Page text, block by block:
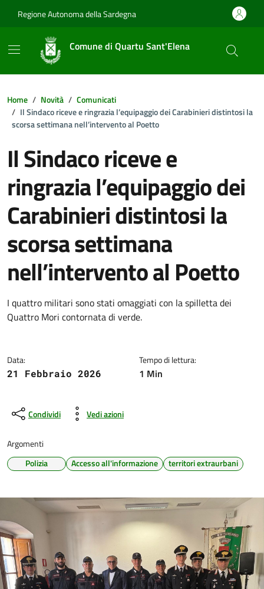
Regione Autonoma della Sardegna
Comune di Quartu Sant'Elena
Home Novità
Comunicati
Il Sindaco riceve e ringrazia l’equipaggio dei Carabinieri distintosi la
scorsa settimana nell’intervento al Poetto
Il Sindaco riceve e
ringrazia l’equipaggio dei
Carabinieri distintosi la
scorsa settimana
nell’intervento al Poetto
Dettagli della notizia
I quattro militari sono stati omaggiati con la spilletta dei
Quattro Mori contornata di verde.
Data:
21 Febbraio 2026
Tempo di lettura:
1 Min
Condividi Vedi azioni
Argomenti
Polizia
Accesso all'informazione territori extraurbani